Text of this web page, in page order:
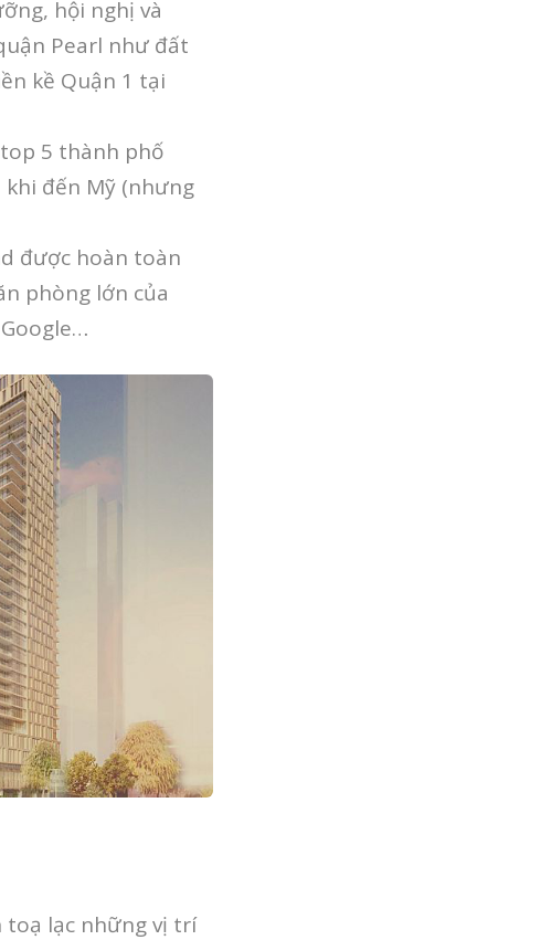
hội nghị và
Pearl như đất
kề Quận 1 tại
5 thành phố
đến Mỹ (nhưng
được hoàn toàn
phòng lớn của
toạ lạc những vị trí